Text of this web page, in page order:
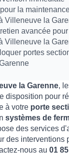
la
Villeneuve la
avancée
Villeneuve la
portes
la Garenne,
disposition pour
à votre porte
systèmes de
des services
des interventions
nous au 01